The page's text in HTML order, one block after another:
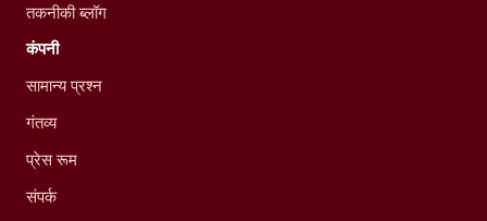
तकनीकी ब्लॉग
कंपनी
सामान्य प्रश्न
गंतव्य
प्रेस रूम
संपर्क